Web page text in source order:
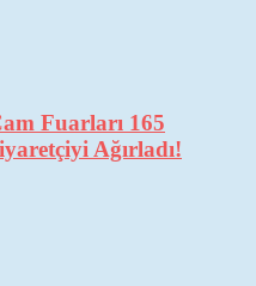
Fuarları 165
Ağırladı!